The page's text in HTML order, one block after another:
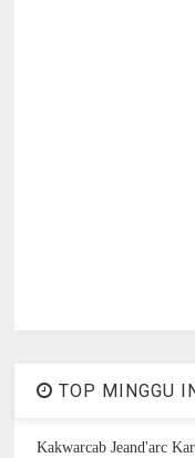
TOP MINGGU
Kakwarcab Jeand'arc